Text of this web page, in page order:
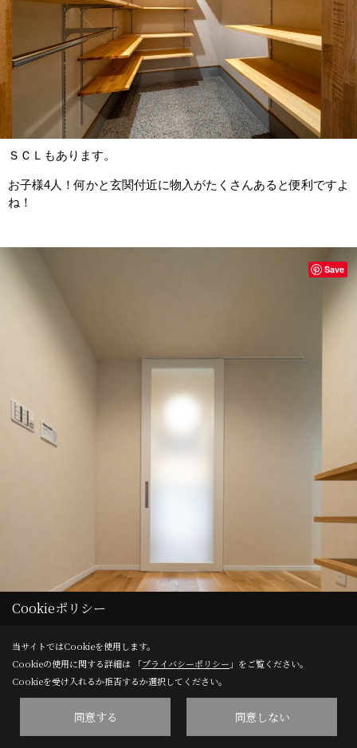
ＳＣＬもあります。
お子様4人！何かと玄関付近に物入がたくさんあると便利ですよ
ね！
Save
Cookieポリシー
当サイトではCookieを使用します。
Cookieの使用に関する詳細は 「プライバシーポリシー 」をご覧ください。
Cookieを受け入れるか拒否するか選択してください。
同意する 同意しない